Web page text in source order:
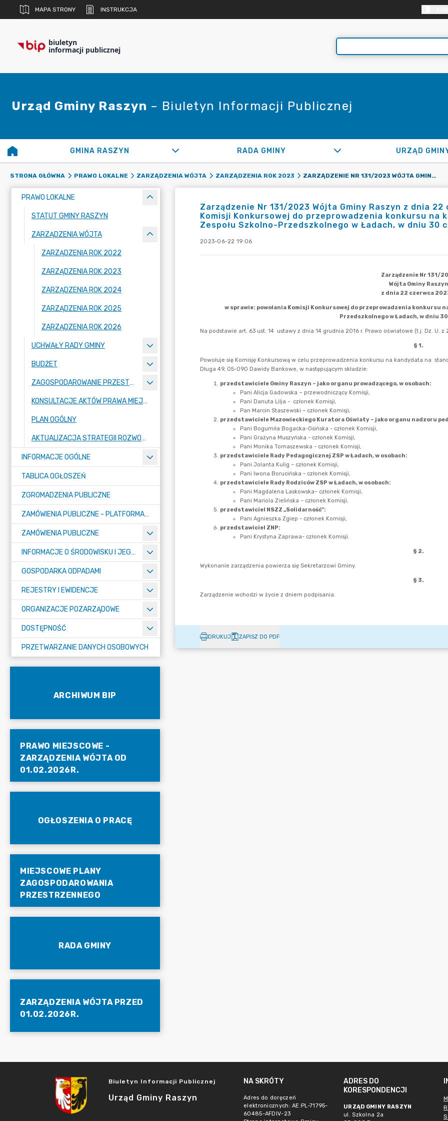
MAPA STRONY INSTRUKCJA
biuletyn
informacji publicznej
Urząd Gminy Raszyn – Biuletyn Informacji Publicznej
GMINA RASZYN RADA GMINY URZĄD
STRONA GŁÓWNA PRAWO LOKALNE ZARZĄDZENIA WÓJTA ZARZĄDZENIA ROK 2023 ZARZĄDZENIE NR 131/2023 WÓJTA GMINY RASZYN Z DNIA 22 CZERWCA 2023 R. W SPRAWIE: POWOŁANIA KOMISJI KONKURSOWEJ DO PRZEPROWADZENIA KONKURSU NA KANDYDATA NA STANOWISKO DYREKTORA ZESPOŁU SZKOLNO-PRZEDSZKOLNEGO W ŁADACH, W DNIU 30 CZERWCA 2023 R.
PRAWO LOKALNE
STATUT GMINY RASZYN
ZARZĄDZENIA WÓJTA
ZARZĄDZENIA ROK 2022
ZARZĄDZENIA ROK 2023
ZARZĄDZENIA ROK 2024
ZARZĄDZENIA ROK 2025
ZARZĄDZENIA ROK 2026
UCHWAŁY RADY GMINY
BUDŻET
ZAGOSPODAROWANIE PRZESTRZENNE
KONSULTACJE AKTÓW PRAWA MIEJSCOWEGO I INNYCH AKTÓW PRAWNYCH
PLAN OGÓLNY
AKTUALIZACJA STRATEGII ROZWOJU GMINY RASZYN
INFORMACJE OGÓLNE
TABLICA OGŁOSZEŃ
ZGROMADZENIA PUBLICZNE
ZAMÓWIENIA PUBLICZNE - PLATFORMA ZAKUPOWA (OD 01.05.2025R.)
ZAMÓWIENIA PUBLICZNE
INFORMACJE O ŚRODOWISKU I JEGO OCHRONIE
GOSPODARKA ODPADAMI
REJESTRY I EWIDENCJE
ORGANIZACJE POZARZĄDOWE
DOSTĘPNOŚĆ
PRZETWARZANIE DANYCH OSOBOWYCH
ARCHIWUM BIP
PRAWO MIEJSCOWE -
ZARZĄDZENIA WÓJTA OD
01.02.2026R.
OGŁOSZENIA O PRACĘ
MIEJSCOWE PLANY
ZAGOSPODAROWANIA
PRZESTRZENNEGO
RADA GMINY
ZARZĄDZENIA WÓJTA PRZED
01.02.2026R.
Zarządzenie Nr 131/2023 Wójta Gminy Raszyn z dnia
Komisji Konkursowej do przeprowadzenia konkursu
Zespołu Szkolno-Przedszkolnego w Ładach, w dniu 30
2023-06-22 19:06
DRUKUJ ZAPISZ DO PDF
Biuletyn Informacji Publicznej
Urząd Gminy Raszyn
NA SKRÓTY
Adres do doręczeń
elektronicznych: AE:PL-71795-
60485-AFDIV-23
ADRES DO
KORESPONDENCJI
URZĄD GMINY RASZYN
ul. Szkolna 2a